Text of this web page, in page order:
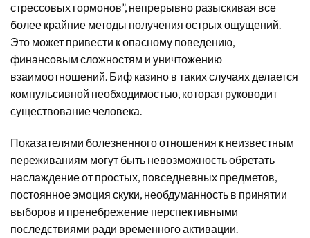
стрессовых гормонов”, непрерывно разыскивая все
более крайние методы получения острых ощущений.
Это может привести к опасному поведению,
финансовым сложностям и уничтожению
взаимоотношений. Биф казино в таких случаях делается
компульсивной необходимостью, которая руководит
существование человека.
Показателями болезненного отношения к неизвестным
переживаниям могут быть невозможность обретать
наслаждение от простых, повседневных предметов,
постоянное эмоция скуки, необдуманность в принятии
выборов и пренебрежение перспективными
последствиями ради временного активации.